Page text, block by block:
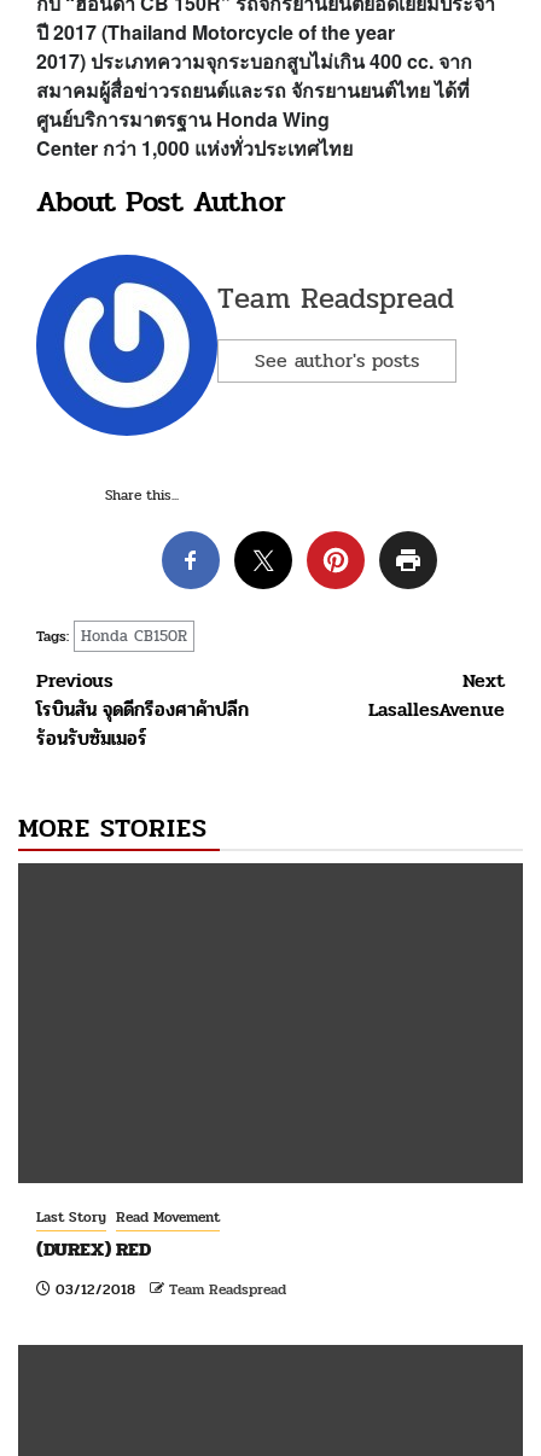
ปี2017 (Thailand Motorcycle of the year
2017) ประเภทความจุกระบอกสูบไม่เกิน400 cc.จาก
สมาคมผู้สื่อข่าวรถยนต์และรถ จักรยานยนต์ไทย ได้ที่
ศูนย์บริการมาตรฐานHonda Wing
Center กว่า 1,000 แห่งทั่วประเทศไทย
About Post Author
Team Readspread
See author's posts
Share this...
Tags: Honda CB150R
Post
navigation
Previous
โรบินสัน จุดดีกรีองศาค้าปลีก
ร้อนรับซัมเมอร์
Next
LasallesAvenue
MORE STORIES
Last Story Read Movement
(DUREX) RED
03/12/2018 Team Readspread